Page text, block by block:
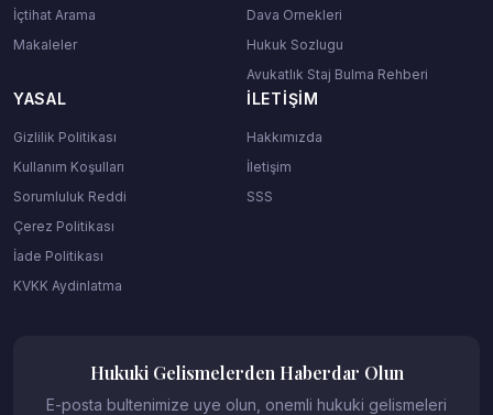
İçtihat Arama
Makaleler
Dava Ornekleri
Hukuk Sozlugu
Avukatlık Staj Bulma Rehberi
YASAL
Gizlilik Politikası
Kullanım Koşulları
Sorumluluk Reddi
Çerez Politikası
İade Politikası
KVKK Aydinlatma
İLETIŞIM
Hakkımızda
İletişim
SSS
Hukuki Gelismelerden Haberdar Olun
E-posta bultenimize uye olun, onemli hukuki gelismeleri